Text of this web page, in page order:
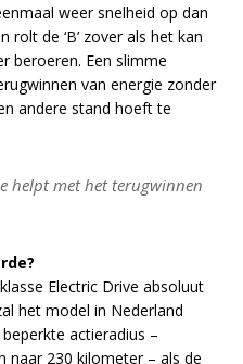
weer snelheid op dan
de ‘B’ zover als het kan
beroeren. Een slimme
van energie zonder
andere stand hoeft te
helpt met het terugwinnen
Electric Drive absoluut
het model in Nederland
actieradius –
naar 230 kilometer – als de